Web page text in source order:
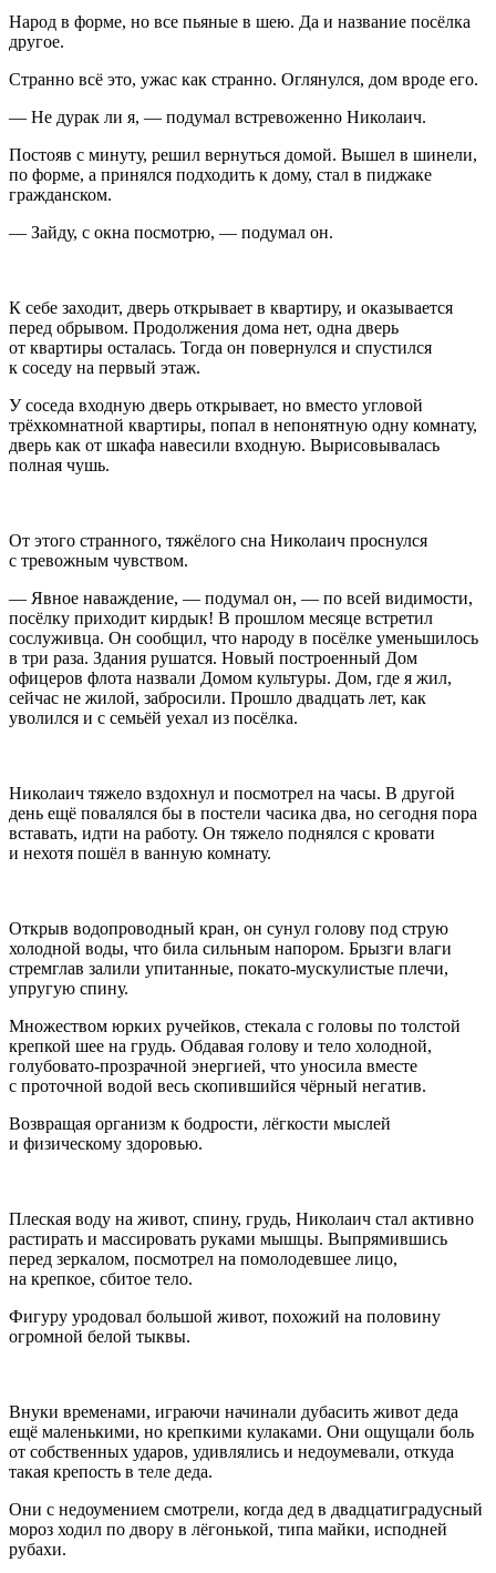
Народ в форме, но все пьяные в шею. Да и название посёлка
другое.
Странно всё это, ужас как странно. Оглянулся, дом вроде его.
— Не дурак ли я, — подумал встревоженно Николаич.
Постояв с минуту, решил вернуться домой. Вышел в шинели,
по форме, а принялся подходить к дому, стал в пиджаке
гражданском.
— Зайду, с окна посмотрю, — подумал он.
К себе заходит, дверь открывает в квартиру, и оказывается
перед обрывом. Продолжения дома нет, одна дверь
от квартиры осталась. Тогда он повернулся и спустился
к соседу на первый этаж.
У соседа входную дверь открывает, но вместо угловой
трёхкомнатной квартиры, попал в непонятную одну комнату,
дверь как от шкафа навесили входную. Вырисовывалась
полная чушь.
От этого странного, тяжёлого сна Николаич проснулся
с тревожным чувством.
— Явное наваждение, — подумал он, — по всей видимости,
посёлку приходит кирдык! В прошлом месяце встретил
сослуживца. Он сообщил, что народу в посёлке уменьшилось
в три раза. Здания рушатся. Новый построенный Дом
офицеров флота назвали Домом культуры. Дом, где я жил,
сейчас не жилой, забросили. Прошло двадцать лет, как
уволился и с семьёй уехал из посёлка.
Николаич тяжело вздохнул и посмотрел на часы. В другой
день ещё повалялся бы в постели часика два, но сегодня пора
вставать, идти на работу. Он тяжело поднялся с кровати
и нехотя пошёл в ванную комнату.
Открыв водопроводный кран, он сунул голову под струю
холодной воды, что била сильным напором. Брызги влаги
стремглав залили упитанные, покато-мускулистые плечи,
упругую спину.
Множеством юрких ручейков, стекала с головы по толстой
крепкой шее на грудь. Обдавая голову и тело холодной,
голубовато-прозрачной энергией, что уносила вместе
с проточной водой весь скопившийся чёрный негатив.
Возвращая организм к бодрости, лёгкости мыслей
и физическому здоровью.
Плеская воду на живот, спину, грудь, Николаич стал активно
растирать и массировать руками мышцы. Выпрямившись
перед зеркалом, посмотрел на помолодевшее лицо,
на крепкое, сбитое тело.
Фигуру уродовал большой живот, похожий на половину
огромной белой тыквы.
Внуки временами, играючи начинали дубасить живот деда
ещё маленькими, но крепкими кулаками. Они ощущали боль
от собственных ударов, удивлялись и недоумевали, откуда
такая крепость в теле деда.
Они с недоумением смотрели, когда дед в двадцатиградусный
мороз ходил по двору в лёгонькой, типа майки, исподней
рубахи.